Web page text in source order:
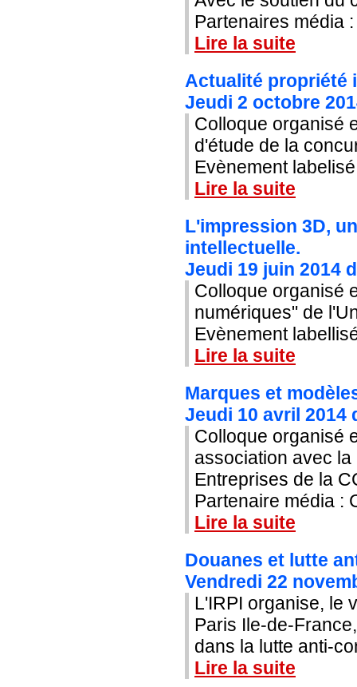
Partenaires média
Lire la suite
Actualité propriété
Jeudi 2 octobre
Colloque organisé
d'étude de la
Evènement
Lire la suite
L'impression 3D,
intellectuelle.
Jeudi 19 juin 2014
Colloque organisé
numériques" de
Evènement
Lire la suite
Marques et
Jeudi 10 avril 2014
Colloque organisé
association avec
Entreprises de la
Partenaire média :
Lire la suite
Douanes et lutte
Vendredi 22
L'IRPI organise, le
Paris Ile-de-
dans la lutte anti-
Lire la suite